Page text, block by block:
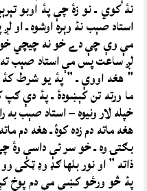
نۀ کوي ـ نو زۀ چې پۀ اوبو
استاد صېب نۀ وېره اوشوه ـ او
مې وې چې دے خو نه چیچي خو
لږ ساعت پس مې استاد صېب ته
” هغه اووې ـ ” پۀ یو شرط کۀ
ما ورته تن کېښودۀ ـ پۀ دې
خپله لار ونيوه – استاد صېب به
هغه ماته دم زده کوۀ ـ هغه دم
ذاته ” او نور بلها ګډ وډ ټکی
پۀ څو ورځو کښې مې دم پوخ